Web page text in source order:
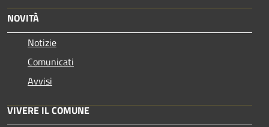
NOVITÀ
Notizie
Comunicati
Avvisi
VIVERE IL COMUNE